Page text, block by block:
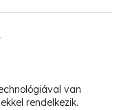
van
rendelkezik.